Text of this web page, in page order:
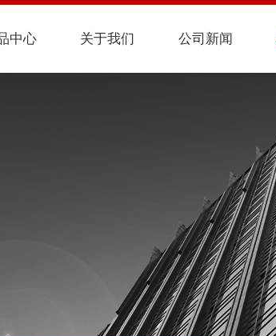
中心 关于我们 公司新闻